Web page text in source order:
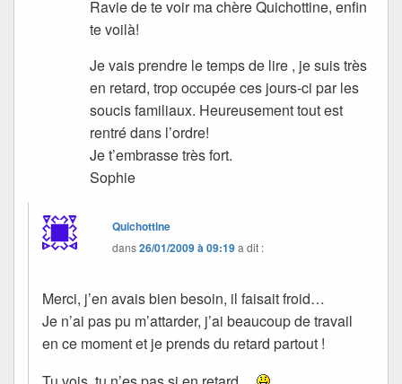
Ravie de te voir ma chère Quichottine, enfin
te voilà!
Je vais prendre le temps de lire , je suis très
en retard, trop occupée ces jours-ci par les
soucis familiaux. Heureusement tout est
rentré dans l’ordre!
Je t’embrasse très fort.
Sophie
Quichottine
dans26/01/2009 à 09:19a dit :
Merci, j’en avais bien besoin, il faisait froid…
Je n’ai pas pu m’attarder, j’ai beaucoup de travail
en ce moment et je prends du retard partout !